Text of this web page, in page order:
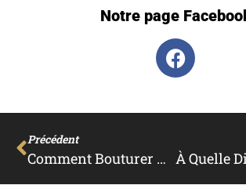
Notre page
Précédent
Comment Bouturer Un Mimosa ?